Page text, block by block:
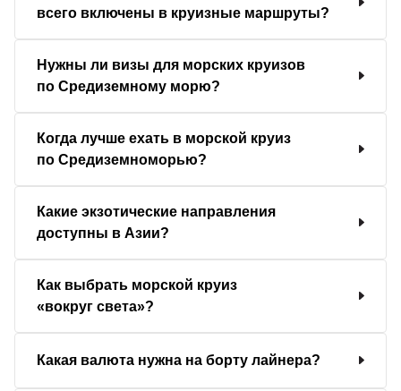
всего включены в круизные маршруты?
Нужны ли визы для морских круизов
по Средиземному морю?
Когда лучше ехать в морской круиз
по Средиземноморью?
Какие экзотические направления
доступны в Азии?
Как выбрать морской круиз
«вокруг света»?
Какая валюта нужна на борту лайнера?